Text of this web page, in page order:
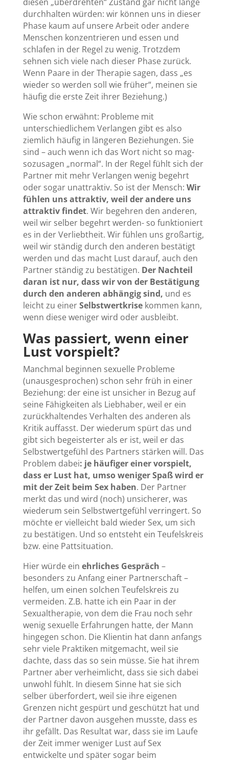
durchhalten würden: wir können uns in dieser
Phase kaum auf unsere Arbeit oder andere
Menschen konzentrieren und essen und
schlafen in der Regel zu wenig. Trotzdem
sehnen sich viele nach dieser Phase zurück.
Wenn Paare in der Therapie sagen, dass „es
wieder so werden soll wie früher“, meinen sie
häufig die erste Zeit ihrer Beziehung.)
Wie schon erwähnt: Probleme mit
unterschiedlichem Verlangen gibt es also
ziemlich häufig in längeren Beziehungen. Sie
sind – auch wenn ich das Wort nicht so mag-
sozusagen „normal“. In der Regel fühlt sich der
Partner mit mehr Verlangen wenig begehrt
oder sogar unattraktiv. So ist der Mensch: Wir
fühlen uns attraktiv, weil der andere uns
attraktiv findet. Wir begehren den anderen,
weil wir selber begehrt werden- so funktioniert
es in der Verliebtheit. Wir fühlen uns großartig,
weil wir ständig durch den anderen bestätigt
werden und das macht Lust darauf, auch den
Partner ständig zu bestätigen. Der Nachteil
daran ist nur, dass wir von der Bestätigung
durch den anderen abhängig sind, und es
leicht zu einerSelbstwertkrisekommen kann,
wenn diese weniger wird oder ausbleibt.
Was passiert, wenn einer
Lust vorspielt?
Manchmal beginnen sexuelle Probleme
(unausgesprochen) schon sehr früh in einer
Beziehung: der eine ist unsicher in Bezug auf
seine Fähigkeiten als Liebhaber, weil er ein
zurückhaltendes Verhalten des anderen als
Kritik auffasst. Der wiederum spürt das und
gibt sich begeisterter als er ist, weil er das
Selbstwertgefühl des Partners stärken will. Das
Problem dabei: je häufiger einer vorspielt,
dass er Lust hat, umso weniger Spaß wird er
mit der Zeit beim Sex haben. Der Partner
merkt das und wird (noch) unsicherer, was
wiederum sein Selbstwertgefühl verringert. So
möchte er vielleicht bald wieder Sex, um sich
zu bestätigen. Und so entsteht ein Teufelskreis
bzw. eine Pattsituation.
Hier würde ein ehrliches Gespräch –
besonders zu Anfang einer Partnerschaft –
helfen, um einen solchen Teufelskreis zu
vermeiden. Z.B. hatte ich ein Paar in der
Sexualtherapie, von dem die Frau noch sehr
wenig sexuelle Erfahrungen hatte, der Mann
hingegen schon. Die Klientin hat dann anfangs
sehr viele Praktiken mitgemacht, weil sie
dachte, dass das so sein müsse. Sie hat ihrem
Partner aber verheimlicht, dass sie sich dabei
unwohl fühlt. In diesem Sinne hat sie sich
selber überfordert, weil sie ihre eigenen
Grenzen nicht gespürt und geschützt hat und
der Partner davon ausgehen musste, dass es
ihr gefällt. Das Resultat war, dass sie im Laufe
der Zeit immer weniger Lust auf Sex
entwickelte und später sogar beim